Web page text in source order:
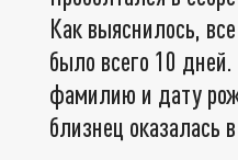
Как выяснилось,
было всего 10
фамилию и дату
близнец оказалась